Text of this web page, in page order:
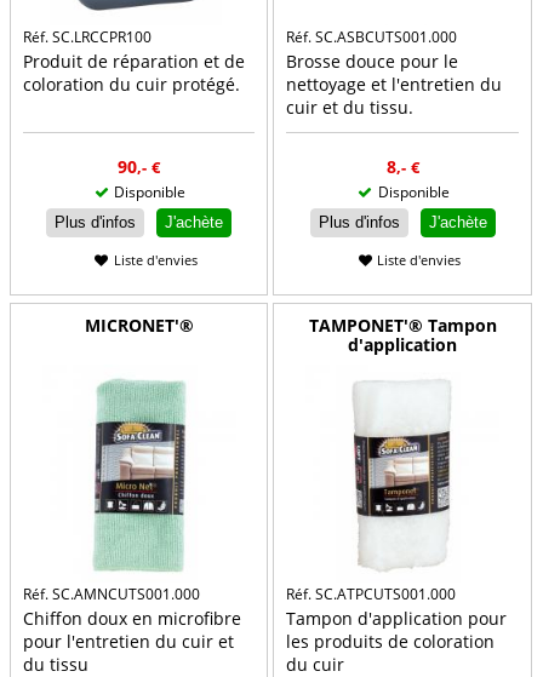
Réf. SC.LRCCPR100
Produit de réparation et de
coloration du cuir protégé.
90,- €
Disponible
Plus d'infos J'achète
Liste d'envies
Réf. SC.ASBCUTS001.000
Brosse douce pour le
nettoyage et l'entretien du
cuir et du tissu.
8,- €
Disponible
Plus d'infos J'achète
Liste d'envies
MICRONET'®
Réf. SC.AMNCUTS001.000
Chiffon doux en microfibre
pour l'entretien du cuir et
du tissu
TAMPONET'® Tampon
d'application
Réf. SC.ATPCUTS001.000
Tampon d'application pour
les produits de coloration
du cuir